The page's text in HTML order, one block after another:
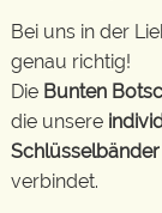
Bei uns in der
genau richtig!
Die Bunten
die unsere
verbindet.